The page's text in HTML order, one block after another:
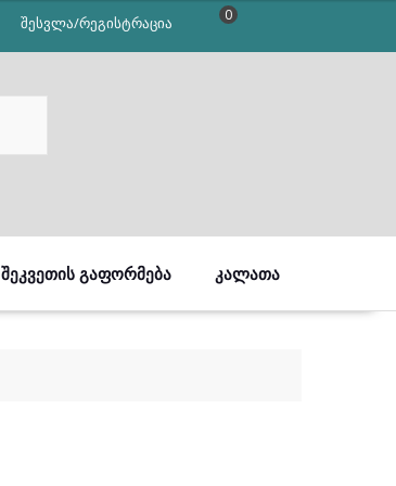
შესვლა/რეგისტრაცია 0
ᲨᲔᲙᲕᲔᲗᲘᲡ ᲒᲐᲤᲝᲠᲛᲔᲑᲐ ᲙᲐᲚᲐᲗᲐ